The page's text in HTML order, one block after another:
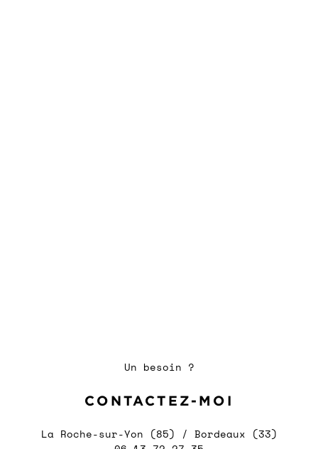
Un besoin ?
CONTACTEZ-MOI
La Roche-sur-Yon (85) / Bordeaux (33)